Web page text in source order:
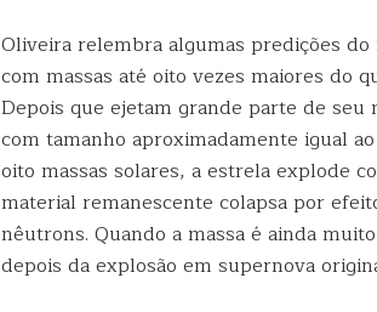
Oliveira relembra algumas predições
com massas até oito vezes maiores do
Depois que ejetam grande parte de
com tamanho aproximadamente igual
oito massas solares, a estrela explode
material remanescente colapsa por
nêutrons. Quando a massa é ainda
depois da explosão em supernova